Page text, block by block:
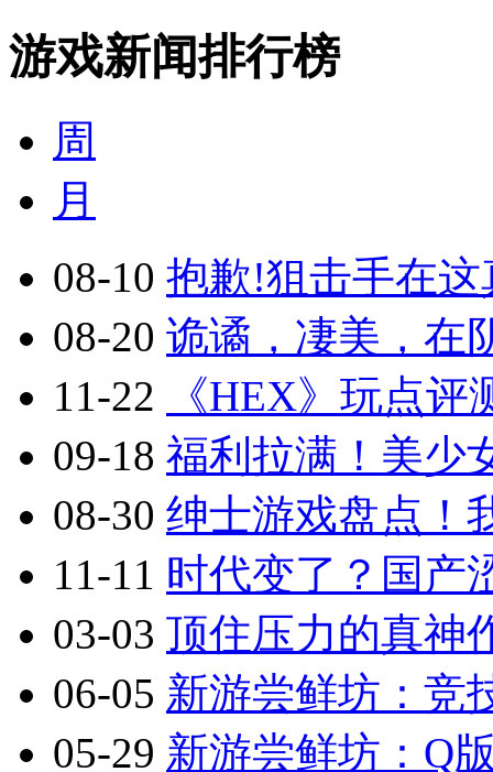
游戏新闻排行榜
周
月
08-10 抱歉!狙击手在
08-20 诡谲，凄美，在
11-22
《HEX》玩点
09-18 福利拉满！美少
08-30 绅士游戏盘点！
11-11 时代变了？国产
03-03 顶住压力的真神
06-05 新游尝鲜坊：竞
05-29 新游尝鲜坊：Q